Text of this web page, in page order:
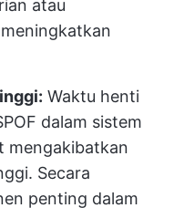
atau
Waktu henti
dalam sistem
mengakibatkan
Secara
penting dalam